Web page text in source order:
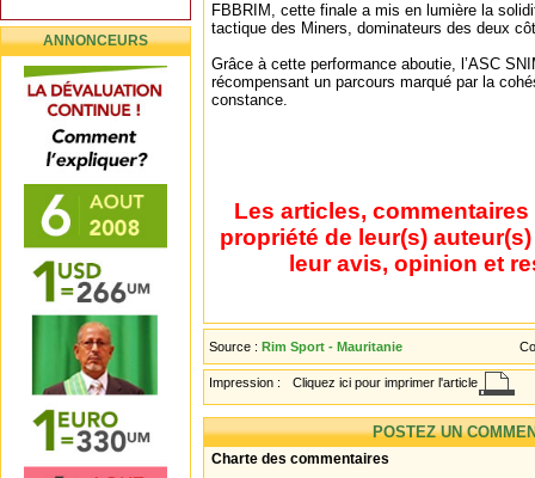
ANNONCEURS
FBBRIM, cette finale a mis en lumière la
tactique des Miners, dominateurs des deux
Grâce à cette performance aboutie, l’ASC
récompensant un parcours marqué par la
constance.
Les articles,
propriété de leur(s)
leur avis, opinion et
Source : Rim Sport - Mauritanie
Impression : Cliquez ici pour imprimer l'article
POSTEZ UN
Charte des commentaires